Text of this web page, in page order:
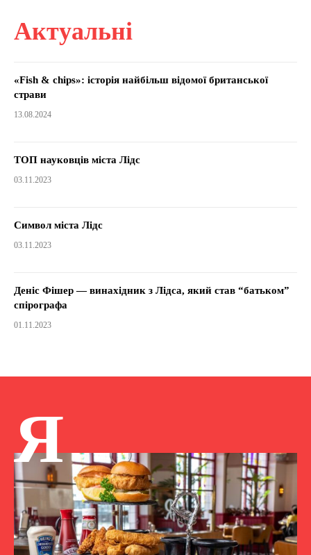
Актуальні
«Fish & chips»: історія найбільш відомої британської
страви
13.08.2024
ТОП науковців міста Лідс
03.11.2023
Символ міста Лідс
03.11.2023
Деніс Фішер ― винахідник з Лідса, який став “батьком”
спірографа
01.11.2023
Я